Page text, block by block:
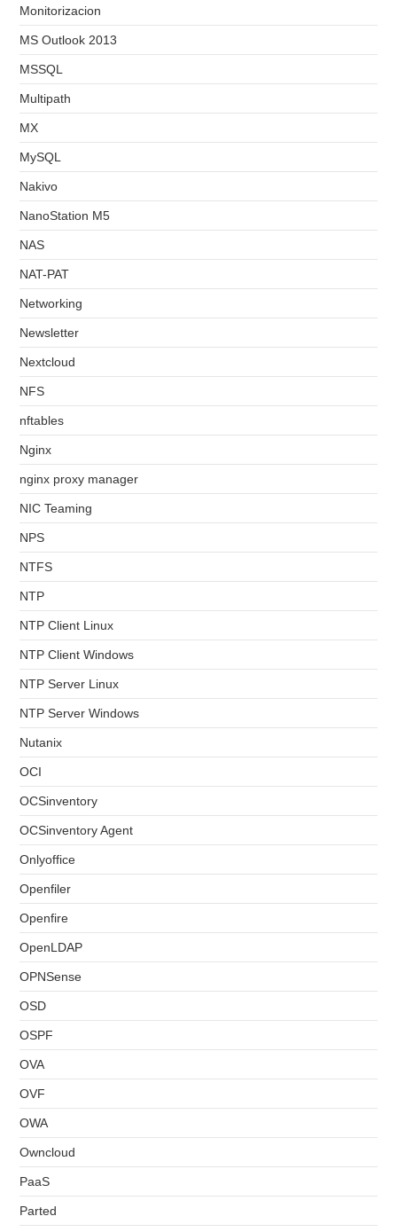
Monitorizacion
MS Outlook 2013
MSSQL
Multipath
MX
MySQL
Nakivo
NanoStation M5
NAS
NAT-PAT
Networking
Newsletter
Nextcloud
NFS
nftables
Nginx
nginx proxy manager
NIC Teaming
NPS
NTFS
NTP
NTP Client Linux
NTP Client Windows
NTP Server Linux
NTP Server Windows
Nutanix
OCI
OCSinventory
OCSinventory Agent
Onlyoffice
Openfiler
Openfire
OpenLDAP
OPNSense
OSD
OSPF
OVA
OVF
OWA
Owncloud
PaaS
Parted